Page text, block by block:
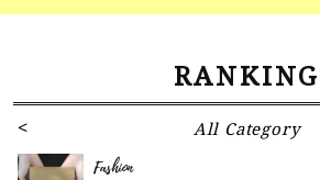
RANKING
All Category
Fashion